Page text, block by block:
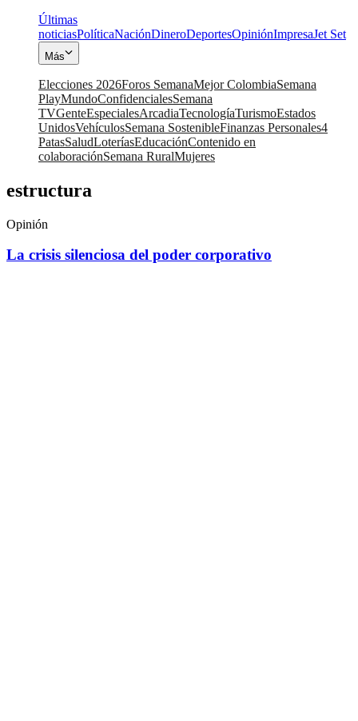
Últimas
noticiasPolíticaNaciónDineroDeportesOpiniónImpresaJet Set
Más
Elecciones 2026Foros SemanaMejor ColombiaSemana
PlayMundoConfidencialesSemana
TVGenteEspecialesArcadiaTecnologíaTurismoEstados
UnidosVehículosSemana SostenibleFinanzas Personales4
PatasSaludLoteríasEducaciónContenido en
colaboraciónSemana RuralMujeres
estructura
Opinión
La crisis silenciosa del poder corporativo